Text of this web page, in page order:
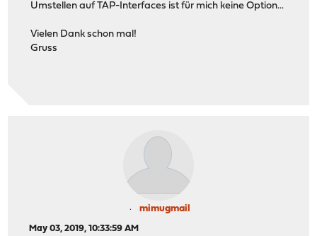
Umstellen auf TAP-Interfaces ist für mich keine Option...
Vielen Dank schon mal!
Gruss
mimugmail
May 03, 2019, 10:33:59 AM